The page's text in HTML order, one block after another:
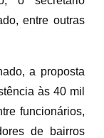
entre outras
a proposta
às 40 mil
funcionários,
de bairros